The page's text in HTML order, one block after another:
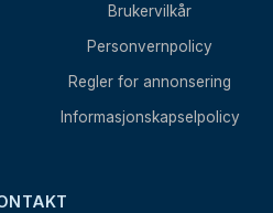
Brukervilkår
Personvernpolicy
Regler for annonsering
Informasjonskapselpolicy